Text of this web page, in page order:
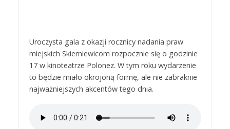
Uroczysta gala z okazji rocznicy nadania praw
miejskich Skierniewicom rozpocznie się o godzinie
17 w kinoteatrze Polonez. W tym roku wydarzenie
to będzie miało okrojoną formę, ale nie zabraknie
najważniejszych akcentów tego dnia.